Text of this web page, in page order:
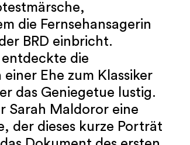
die Fernsehansagerin
BRD einbricht.
die
Ehe zum Klassiker
das Geniegetue lustig.
Sarah Maldoror eine
der dieses kurze Porträt